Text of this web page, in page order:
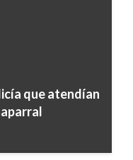
que atendían